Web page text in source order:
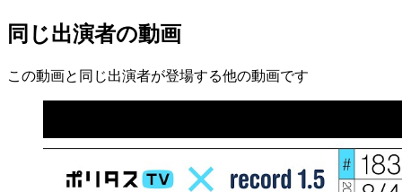
同じ出演者の動画
この動画と同じ出演者が登場する他の動画です